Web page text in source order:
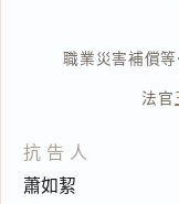
職業災害補償等·
法官
抗告人
蕭如絜